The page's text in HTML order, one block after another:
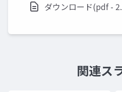
ダウンロード(pdf -
関連ス